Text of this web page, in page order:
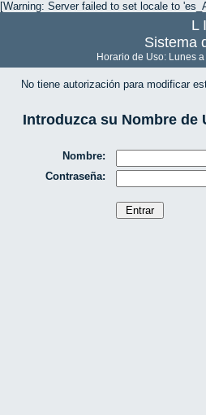
[Warning: Server failed to set locale to
L
Sistema
Horario de Uso: Lunes
No tiene autorización para modificar
Introduzca su Nombre de
Nombre:
Contraseña: